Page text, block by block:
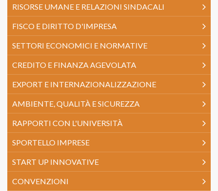
RISORSE UMANE E RELAZIONI SINDACALI
FISCO E DIRITTO D'IMPRESA
SETTORI ECONOMICI E NORMATIVE
CREDITO E FINANZA AGEVOLATA
EXPORT E INTERNAZIONALIZZAZIONE
AMBIENTE, QUALITÀ E SICUREZZA
RAPPORTI CON L'UNIVERSITÀ
SPORTELLO IMPRESE
START UP INNOVATIVE
CONVENZIONI